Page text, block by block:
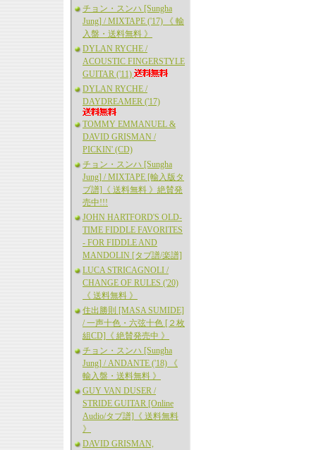
チョン・スンハ [Sungha
Jung] / MIXTAPE ('17) 《 輸
入盤・送料無料 》
DYLAN RYCHE /
ACOUSTIC FINGERSTYLE
GUITAR ('11)
DYLAN RYCHE /
DAYDREAMER ('17)
TOMMY EMMANUEL &
DAVID GRISMAN /
PICKIN' (CD)
チョン・スンハ [Sungha
Jung] / MIXTAPE [輸入版タ
ブ譜]《 送料無料 》絶賛発
売中!!!
JOHN HARTFORD'S OLD-
TIME FIDDLE FAVORITES
- FOR FIDDLE AND
MANDOLIN [タブ譜/楽譜]
LUCA STRICAGNOLI /
CHANGE OF RULES ('20)
《 送料無料 》
住出勝則 [MASA SUMIDE]
/ 一声十色・六弦十色 [２枚
組CD]《 絶賛発売中 》
チョン・スンハ [Sungha
Jung] / ANDANTE ('18) 《
輸入盤・送料無料 》
GUY VAN DUSER /
STRIDE GUITAR [Online
Audio/タブ譜]《 送料無料
》
DAVID GRISMAN,